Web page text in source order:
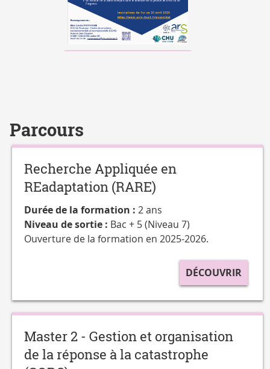
Parcours
Recherche Appliquée en
REadaptation (RARE)
Durée de la formation :2 ans
Niveau de sortie : Bac + 5 (Niveau 7)
Ouverture de la formation en 2025-2026.
DÉCOUVRIR
Master 2 - Gestion et organisation
de la réponse à la catastrophe